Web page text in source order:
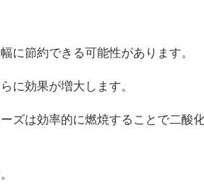
に節約できる可能性があります。
に効果が増大します。
ズは効率的に燃焼することで二酸